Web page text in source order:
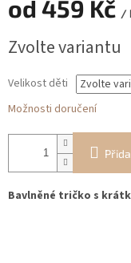
od 459 Kč /
cena:
Zvolte variantu
Velikost děti
Možnosti doručení
Bavlněné tričko s